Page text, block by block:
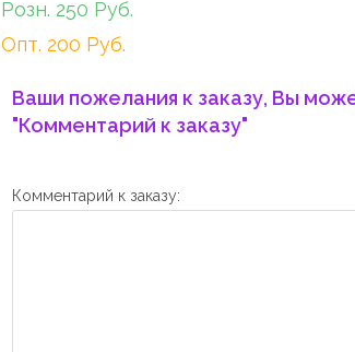
Розн. 250 Руб.
Опт. 200 Руб.
Ваши пожелания к заказу, Вы
"Комментарий к заказу"
Комментарий к заказу: